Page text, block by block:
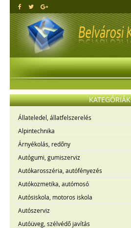
KATEGÓRIÁK
Állateledel, állatfelszerelés
Alpintechnika
Árnyékolás, redőny
Autógumi, gumiszerviz
Autókarosszéria, autófényezés
Autókozmetika, autómosó
Autósiskola, motoros iskola
Autószerviz
Autóüveg, szélvédő javítás